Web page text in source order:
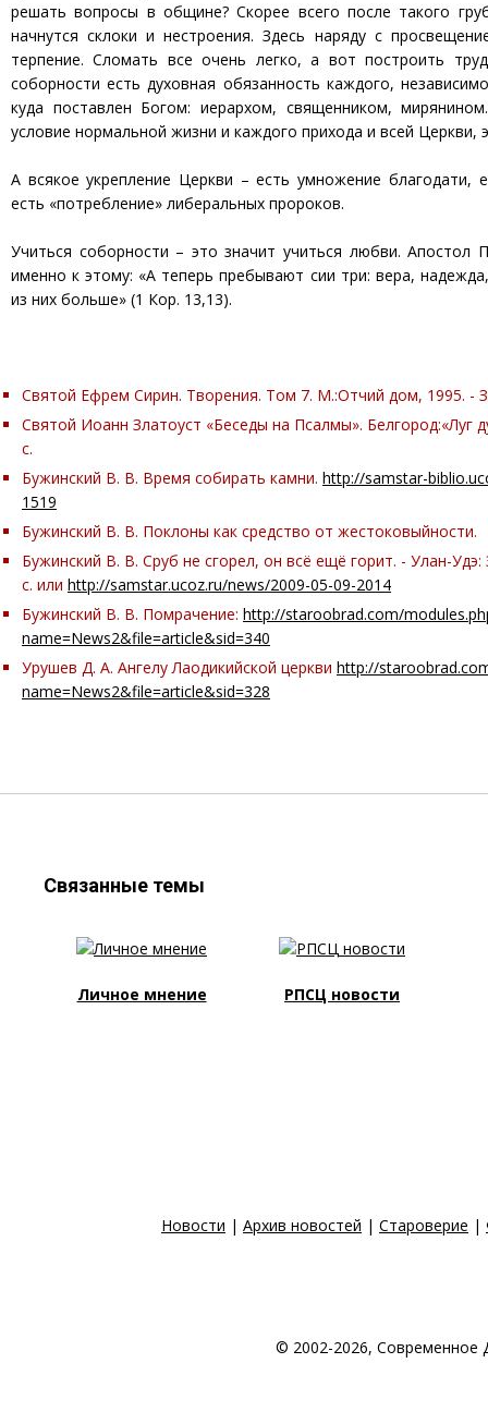
решать вопросы в общине? Скорее всего после такого
начнутся склоки и нестроения. Здесь наряду с
терпение. Сломать все очень легко, а вот построить
соборности есть духовная обязанность каждого,
куда поставлен Богом: иерархом, священником,
условие нормальной жизни и каждого прихода и всей Церкви,
А всякое укрепление Церкви – есть умножение благодати,
есть «потребление» либеральных пророков.
Учиться соборности – это значит учиться любви. Апостол
именно к этому: «А теперь пребывают сии три: вера,
из них больше» (1 Кор. 13,13).
Святой Ефрем Сирин. Творения. Том 7. М.:Отчий дом, 1995. -
Святой Иоанн Златоуст «Беседы на Псалмы». Белгород:«Луг
с.
Бужинский В. В. Время собирать камни. http://samstar-
1519
Бужинский В. В. Поклоны как средство от жестоковыйности.
Бужинский В. В. Сруб не сгорел, он всё ещё горит. - Улан-Удэ:
с. или http://samstar.ucoz.ru/news/2009-05-09-2014
Бужинский В. В. Помрачение: http://staroobrad.com/
name=News2&file=article&sid=340
Урушев Д. А. Ангелу Лаодикийской церкви http://
name=News2&file=article&sid=328
Связанные темы
Личное мнение РПСЦ новости
Новости | Архив новостей | Староверие |
© 2002-2026, Современное